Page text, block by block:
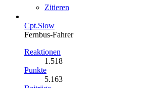
Zitieren
Cpt.Slow
Fernbus-Fahrer
Reaktionen
1.518
Punkte
5.163